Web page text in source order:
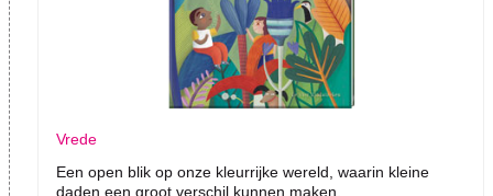
Vrede
Een open blik op onze kleurrijke wereld, waarin kleine
daden een groot verschil kunnen maken.